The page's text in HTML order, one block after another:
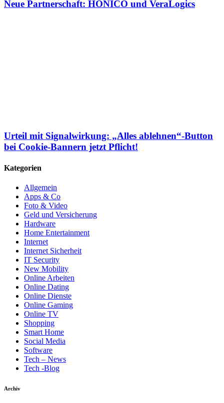
Neue Partnerschaft: HONICO und VeraLogics
Urteil mit Signalwirkung: „Alles ablehnen“-Button
bei Cookie-Bannern jetzt Pflicht!
Kategorien
Allgemein
Apps & Co
Foto & Video
Geld und Versicherung
Hardware
Home Entertainment
Internet
Internet Sicherheit
IT Security
New Mobility
Online Arbeiten
Online Dating
Online Dienste
Online Gaming
Online TV
Shopping
Smart Home
Social Media
Software
Tech – News
Tech -Blog
Archiv